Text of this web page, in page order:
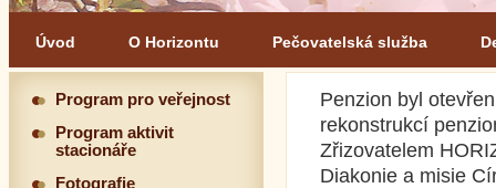
Úvod O Horizontu Pečovatelská služba
Penzion byl
rekonstrukcí
Zřizovatelem
Diakonie a misie
Program pro veřejnost
Program aktivit
stacionáře
Fotografie